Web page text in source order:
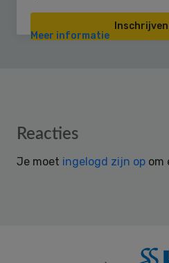
Inschrijven
Meer informatie
Reader
Reacties
Je moet ingelogd zijn op om